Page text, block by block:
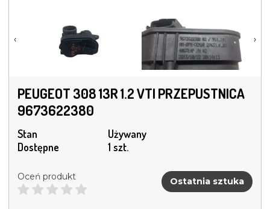
‹ ›
PEUGEOT 308 13R 1.2 VTI PRZEPUSTNICA
9673622380
Stan
Używany
Dostępne
1 szt.
Oceń produkt Ostatnia sztuka